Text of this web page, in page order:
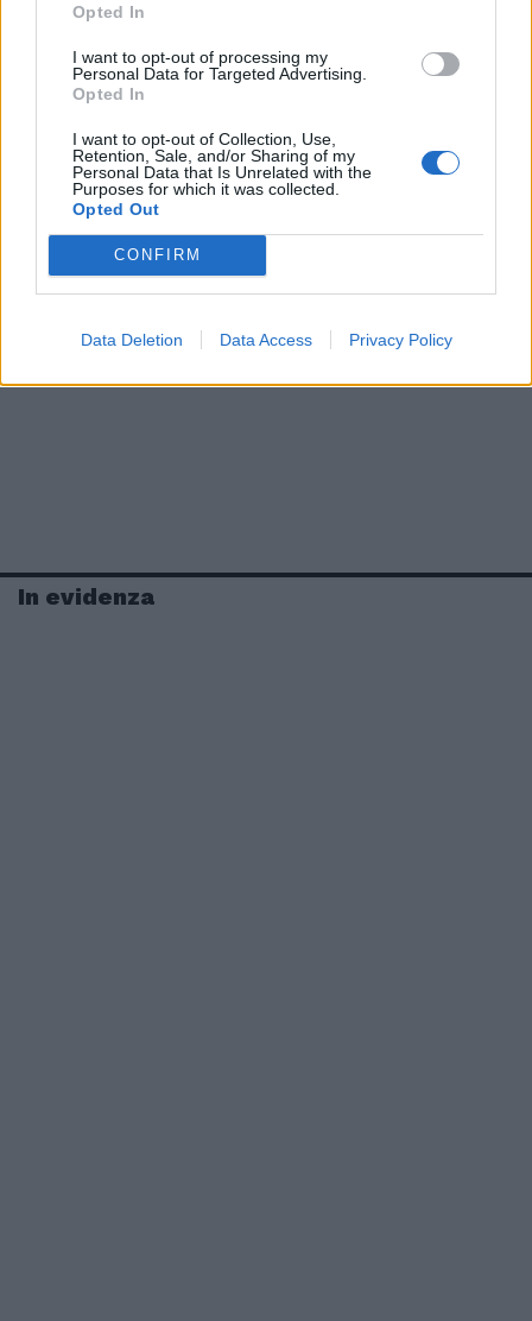
Opted In
I want to opt-out of processing my
Personal Data for Targeted Advertising.
Opted In
I want to opt-out of Collection, Use,
Retention, Sale, and/or Sharing of my
Personal Data that Is Unrelated with the
Purposes for which it was collected.
Opted Out
CONFIRM
Data Deletion Data Access Privacy Policy
In evidenza